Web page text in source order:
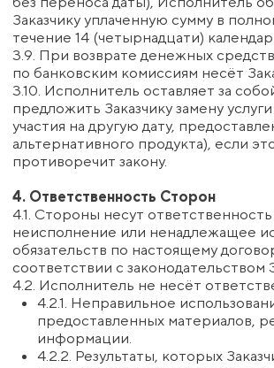
7. Конфиденциальность
7.1. Исполнитель обязуется не разглашать и не
передавать третьим лицам сведения, полученные
от Заказчика в связи с исполнением настоящего
договора, за исключением случаев, прямо
предусмотренных законодательством.
7.2. Заказчик соглашается с тем, что его
персональные данные могут обрабатываться
Исполнителем в целях исполнения договора, а
также в маркетинговых и информационных целях, в
соответствии с Политикой конфиденциальности
Исполнителя.
7.3. Обе Стороны обязуются обеспечивать защиту
конфиденциальной информации от
8. Авторские права и интеллектуальная
собственность
8.1. Все материалы, предоставляемые
Исполнителем Заказчику в процессе оказания услуг
(включая, но не ограничиваясь: тексты,
презентации, видеозаписи, методические
материалы), являются объектами авторского права
и принадлежат Исполнителю.
8.2. Заказчику предоставляется ограниченное право
использования материалов исключительно для
личных целей.
8.3. Заказчику запрещается:
копировать, распространять, передавать